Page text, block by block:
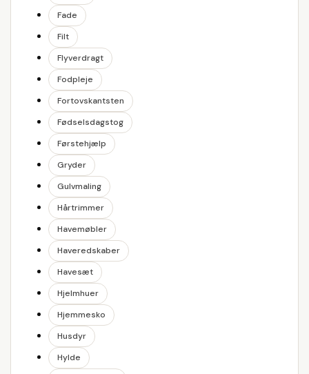
Fade
Filt
Flyverdragt
Fodpleje
Fortovskantsten
Fødselsdagstog
Førstehjælp
Gryder
Gulvmaling
Hårtrimmer
Havemøbler
Haveredskaber
Havesæt
Hjelmhuer
Hjemmesko
Husdyr
Hylde